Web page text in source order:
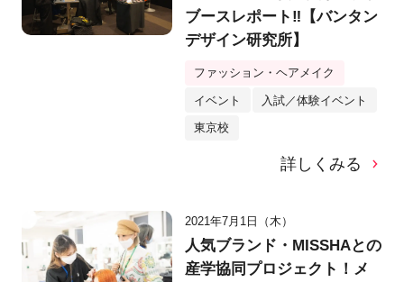
ブースレポート‼【バンタン
デザイン研究所】
ファッション・ヘアメイク
イベント 入試／体験イベント
東京校
詳しくみる
2021年7月1日（木）
人気ブランド・MISSHAとの
産学協同プロジェクト！メ